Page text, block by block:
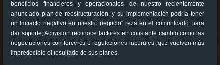
beneficios financieros y operacionales de nuestro recientemente
anunciado plan de reestructuración, y su implementación podría tener
un impacto negativo en nuestro negocio" reza en el comunicado. para
dar soporte, Activision reconoce factores en constante cambio como las
negociaciones con terceros o regulaciones laborales, que vuelven más
impredecible el resultado de sus planes.